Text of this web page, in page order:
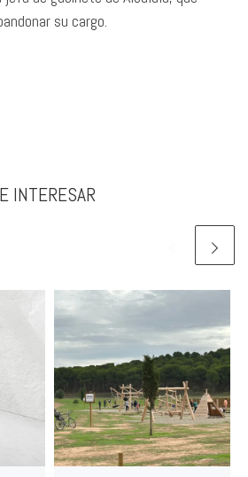
su cargo.
INTERESAR